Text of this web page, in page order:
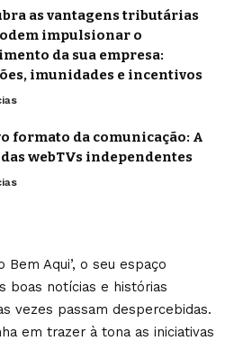
as vantagens tributárias
impulsionar o
da sua empresa:
imunidades e incentivos
formato da comunicação: A
webTVs independentes
Bem Aqui’, o seu espaço
boas notícias e histórias
vezes passam despercebidas.
em trazer à tona as iniciativas